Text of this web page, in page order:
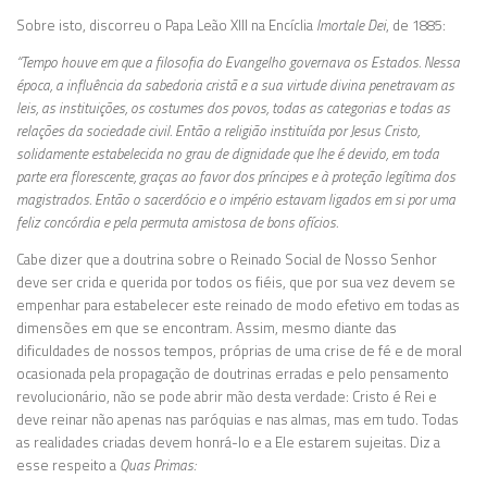
Sobre isto, discorreu o Papa Leão XIII na Encíclia Imortale Dei, de 1885:
“Tempo houve em que a filosofia do Evangelho governava os Estados. Nessa
época, a influência da sabedoria cristã e a sua virtude divina penetravam as
leis, as instituições, os costumes dos povos, todas as categorias e todas as
relações da sociedade civil. Então a religião instituída por Jesus Cristo,
solidamente estabelecida no grau de dignidade que lhe é devido, em toda
parte era florescente, graças ao favor dos príncipes e à proteção legítima dos
magistrados. Então o sacerdócio e o império estavam ligados em si por uma
feliz concórdia e pela permuta amistosa de bons ofícios.
Cabe dizer que a doutrina sobre o Reinado Social de Nosso Senhor
deve ser crida e querida por todos os fiéis, que por sua vez devem se
empenhar para estabelecer este reinado de modo efetivo em todas as
dimensões em que se encontram. Assim, mesmo diante das
dificuldades de nossos tempos, próprias de uma crise de fé e de moral
ocasionada pela propagação de doutrinas erradas e pelo pensamento
revolucionário, não se pode abrir mão desta verdade: Cristo é Rei e
deve reinar não apenas nas paróquias e nas almas, mas em tudo. Todas
as realidades criadas devem honrá-lo e a Ele estarem sujeitas. Diz a
esse respeito a Quas Primas: